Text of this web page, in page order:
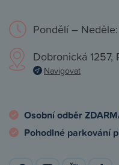
Pondělí –
Dobronická 1257,
Navigovat
Osobní odběr
Pohodlné parkování